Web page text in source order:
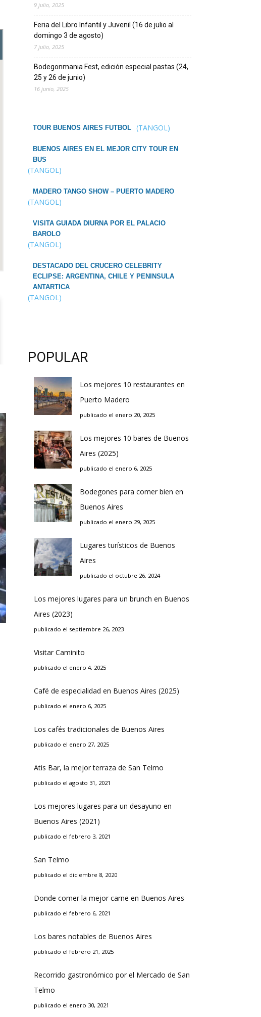
9 julio, 2025
Feria del Libro Infantil y Juvenil (16 de julio al
domingo 3 de agosto)
7 julio, 2025
Bodegonmania Fest, edición especial pastas (24,
25 y 26 de junio)
16 junio, 2025
TOUR BUENOS AIRES FUTBOL (TANGOL)
BUENOS AIRES EN EL MEJOR CITY TOUR EN
BUS
(TANGOL)
MADERO TANGO SHOW – PUERTO MADERO
(TANGOL)
VISITA GUIADA DIURNA POR EL PALACIO
BAROLO
(TANGOL)
DESTACADO DEL CRUCERO CELEBRITY
ECLIPSE: ARGENTINA, CHILE Y PENINSULA
ANTARTICA
(TANGOL)
POPULAR
Los mejores 10 restaurantes en
Puerto Madero
publicado el enero 20, 2025
Los mejores 10 bares de Buenos
Aires (2025)
publicado el enero 6, 2025
Bodegones para comer bien en
Buenos Aires
publicado el enero 29, 2025
Lugares turísticos de Buenos
Aires
publicado el octubre 26, 2024
Los mejores lugares para un brunch en Buenos
Aires (2023)
publicado el septiembre 26, 2023
Visitar Caminito
publicado el enero 4, 2025
Café de especialidad en Buenos Aires (2025)
publicado el enero 6, 2025
Los cafés tradicionales de Buenos Aires
publicado el enero 27, 2025
Atis Bar, la mejor terraza de San Telmo
publicado el agosto 31, 2021
Los mejores lugares para un desayuno en
Buenos Aires (2021)
publicado el febrero 3, 2021
San Telmo
publicado el diciembre 8, 2020
Donde comer la mejor carne en Buenos Aires
publicado el febrero 6, 2021
Los bares notables de Buenos Aires
publicado el febrero 21, 2025
Recorrido gastronómico por el Mercado de San
Telmo
publicado el enero 30, 2021